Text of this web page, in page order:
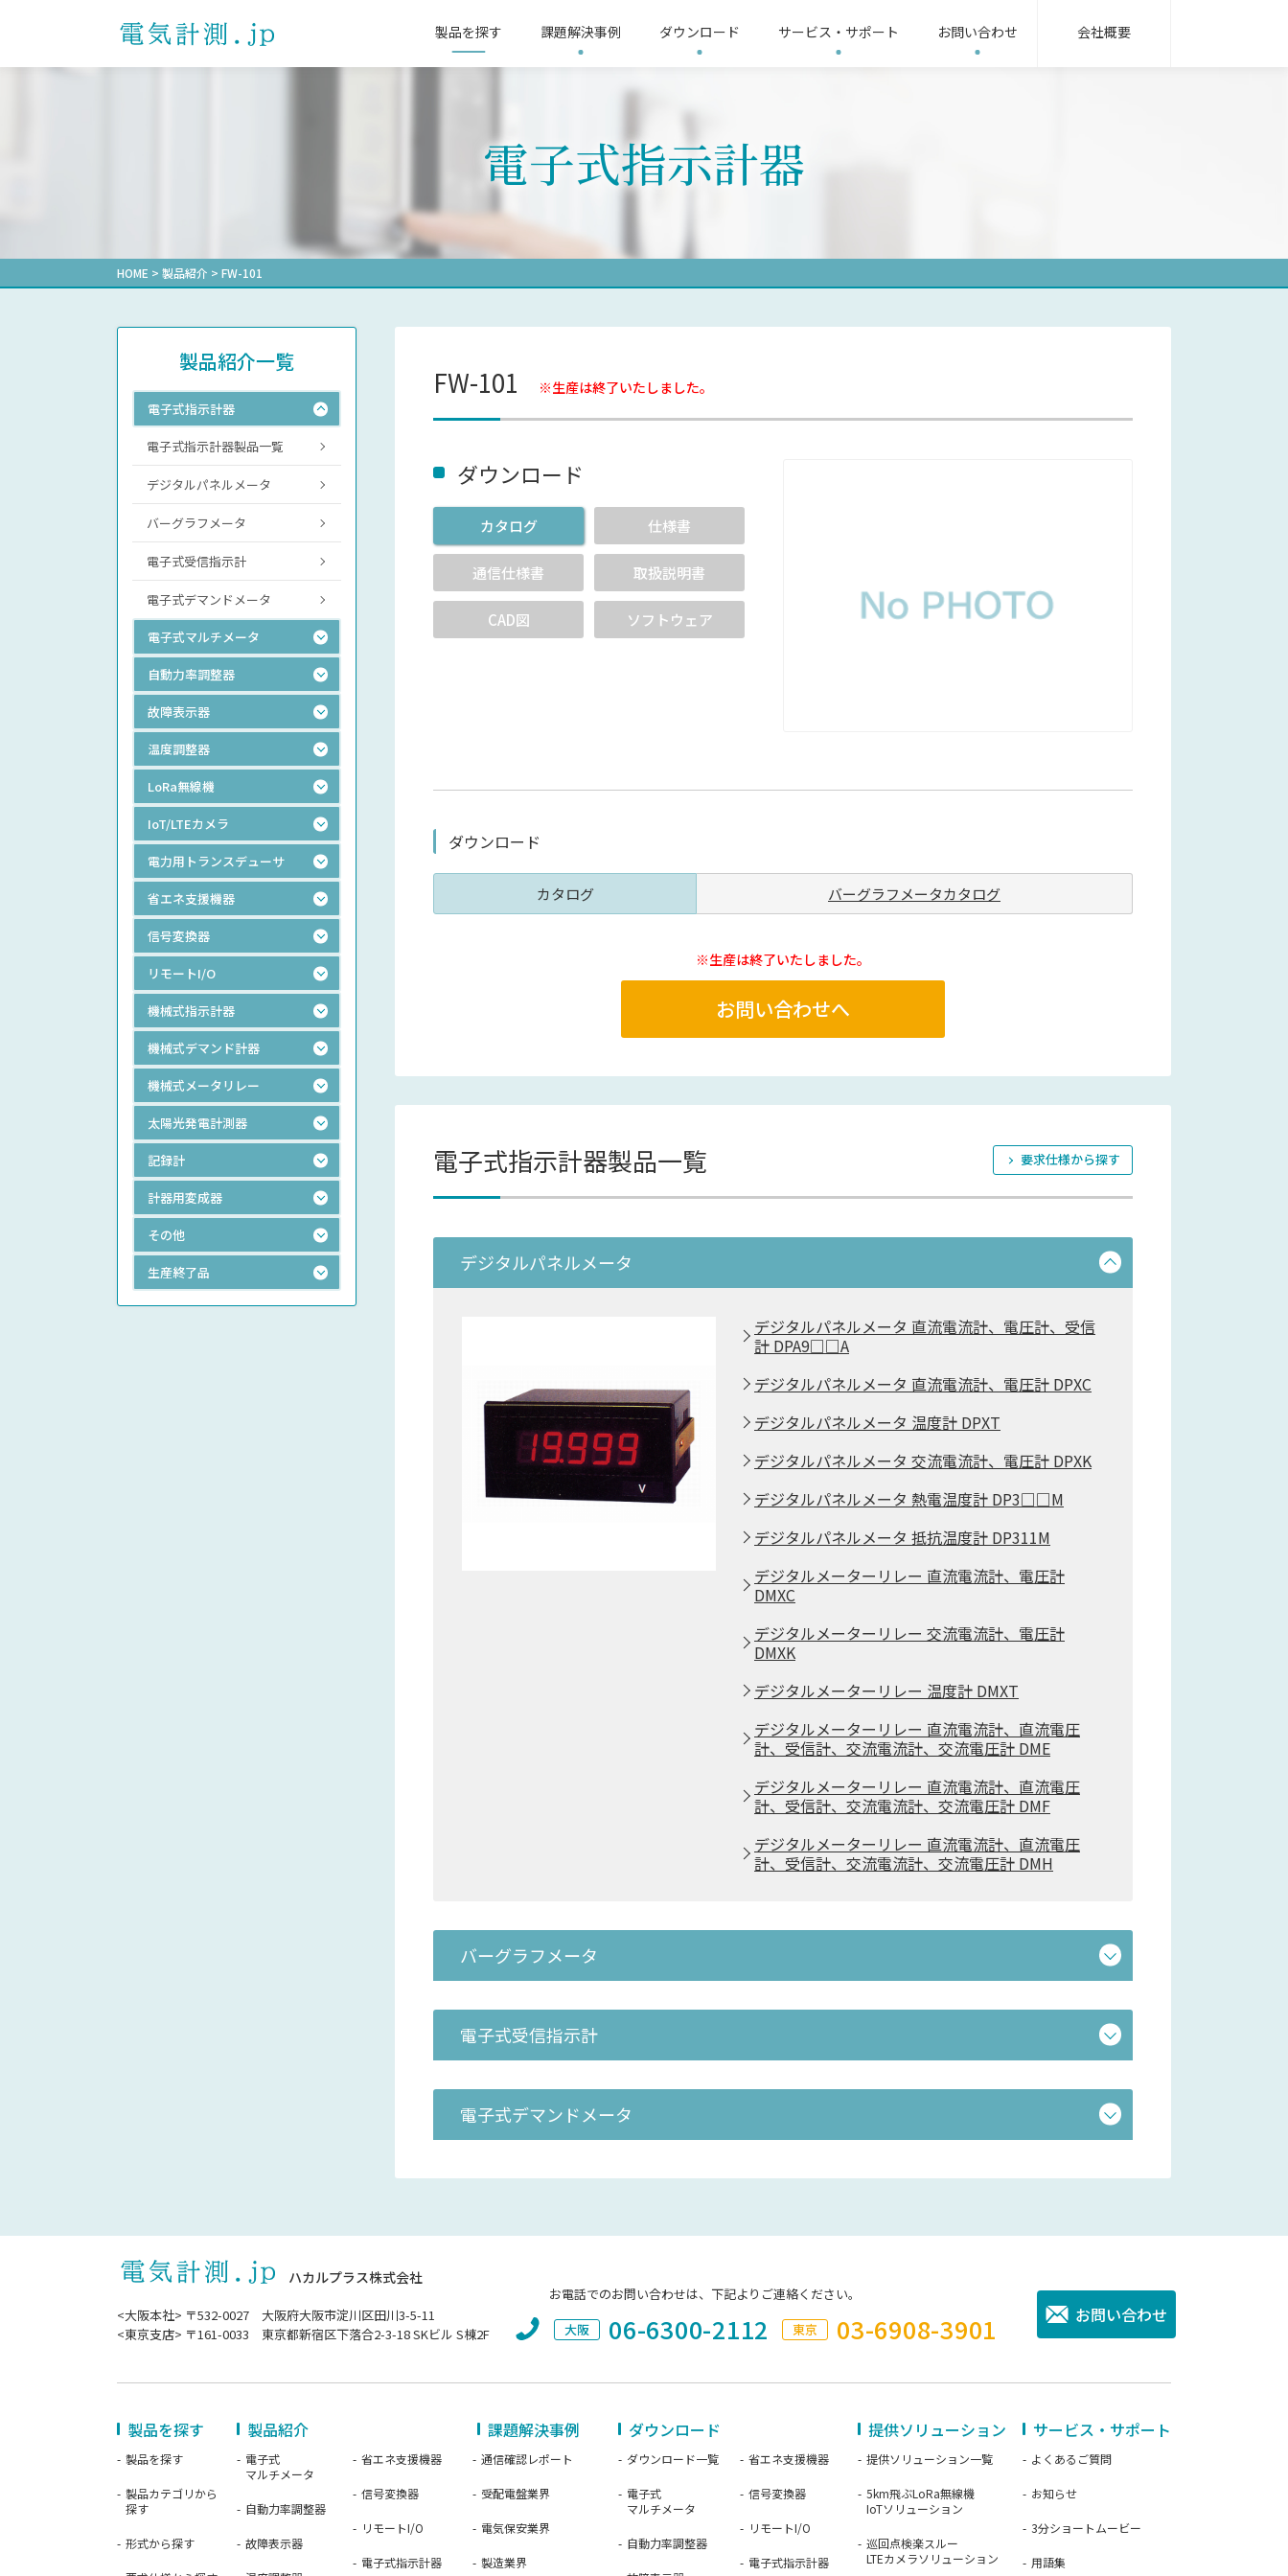
製品を探す
要求仕様から探す 提供ソリューション
課題解決事例
電気保安業界 製造業界
ダウンロード
故障表示器 温度調整器
機械式デマンド計器 機械式メータリレー 太陽光発電計測器 記録計 計器用変成器 その他
サービス・サポート
LoRa無線機推奨機器
お問い合わせ
会社概要
会社概要
電子式指示計器
HOME > 製品紹介 > FW-101
FW-101 ※生産は終了いたしました。
ダウンロード
カタログ 仕様書
通信仕様書 取扱説明書
CAD図 ソフトウェア
ダウンロード
カタログ バーグラフメータカタログ
※生産は終了いたしました。
お問い合わせへ
電子式指示計器製品一覧 要求仕様から探す
デジタルパネルメータ
デジタルパネルメータ 直流電流計、電圧計、受信
計 DPA9□□A
デジタルパネルメータ 直流電流計、電圧計 DPXC
デジタルパネルメータ 温度計 DPXT
デジタルパネルメータ 交流電流計、電圧計 DPXK
デジタルパネルメータ 熱電温度計 DP3□□M
デジタルパネルメータ 抵抗温度計 DP311M
デジタルメーターリレー 直流電流計、電圧計
DMXC
デジタルメーターリレー 交流電流計、電圧計
DMXK
デジタルメーターリレー 温度計 DMXT
デジタルメーターリレー 直流電流計、直流電圧
計、受信計、交流電流計、交流電圧計 DME
デジタルメーターリレー 直流電流計、直流電圧
計、受信計、交流電流計、交流電圧計 DMF
デジタルメーターリレー 直流電流計、直流電圧
計、受信計、交流電流計、交流電圧計 DMH
バーグラフメータ
電子式受信指示計
電子式デマンドメータ
製品紹介一覧
電子式指示計器
電子式指示計器製品一覧
デジタルパネルメータ
バーグラフメータ
電子式受信指示計
電子式デマンドメータ
電子式マルチメータ
自動力率調整器
故障表示器
温度調整器
LoRa無線機
IoT/LTEカメラ
電力用トランスデューサ
省エネ支援機器
信号変換器
リモートI/O
機械式指示計器
機械式デマンド計器
機械式メータリレー
太陽光発電計測器
記録計
計器用変成器
その他
生産終了品
製品を探す
製品を探す
製品カテゴリから
探す
形式から探す
製品紹介 課題解決事例
電子式
マルチメータ
自動力率調整器
故障表示器
省エネ支援機器
信号変換器
リモートI/O
電子式指示計器
通信確認レポート
受配電盤業界
電気保安業界
製造業界
ダウンロード 提供ソリューション
ダウンロード一覧
電子式
マルチメータ
自動力率調整器
省エネ支援機器
信号変換器
リモートI/O
電子式指示計器
提供ソリューション一覧
5km飛ぶLoRa無線機
IoTソリューション
巡回点検楽スルー
LTEカメラソリューション
サービス・サポート
よくあるご質問
お知らせ
3分ショートムービー
用語集
ハカルプラス株式会社
<大阪本社> 〒532-0027 大阪府大阪市淀川区田川3-5-11
<東京支店> 〒161-0033 東京都新宿区下落合2-3-18 SKビル S棟2F
お電話でのお問い合わせは、下記よりご連絡ください。
大阪
06-6300-2112 東京 03-6908-3901 お問い合わせ